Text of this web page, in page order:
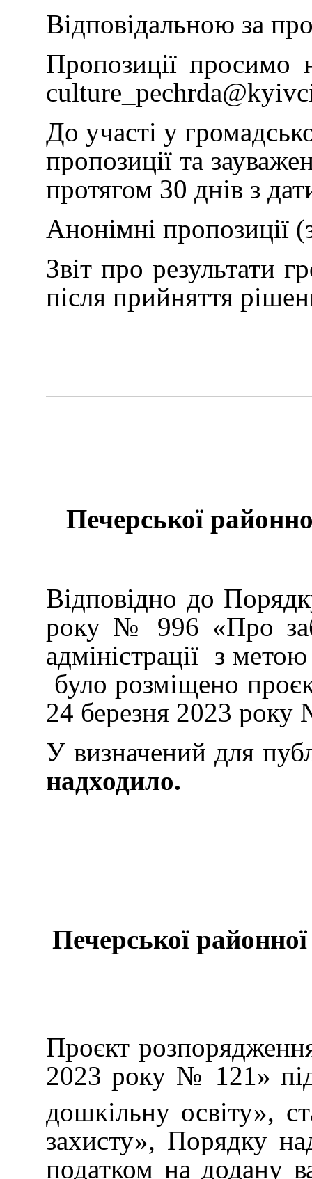
Відповідальною за
Пропозиції просимо
До участі у
пропозиції та
протягом 30 днів з
Анонімні пропозиції
Звіт про результати
після прийняття
Печерської
Відповідно до
року № 996 «Про
адміністрації з
було розміщено
24 березня 2023
У визначений для
надходило.
Печерської
Проєкт
2023 року № 121»
дошкільну освіту»,
захисту», Порядку
податком на додану